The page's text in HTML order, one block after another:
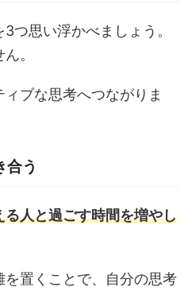
つ思い浮かべましょう。
。
ブな思考へつながりま
合う
人と過ごす時間を増やし
置くことで、自分の思考